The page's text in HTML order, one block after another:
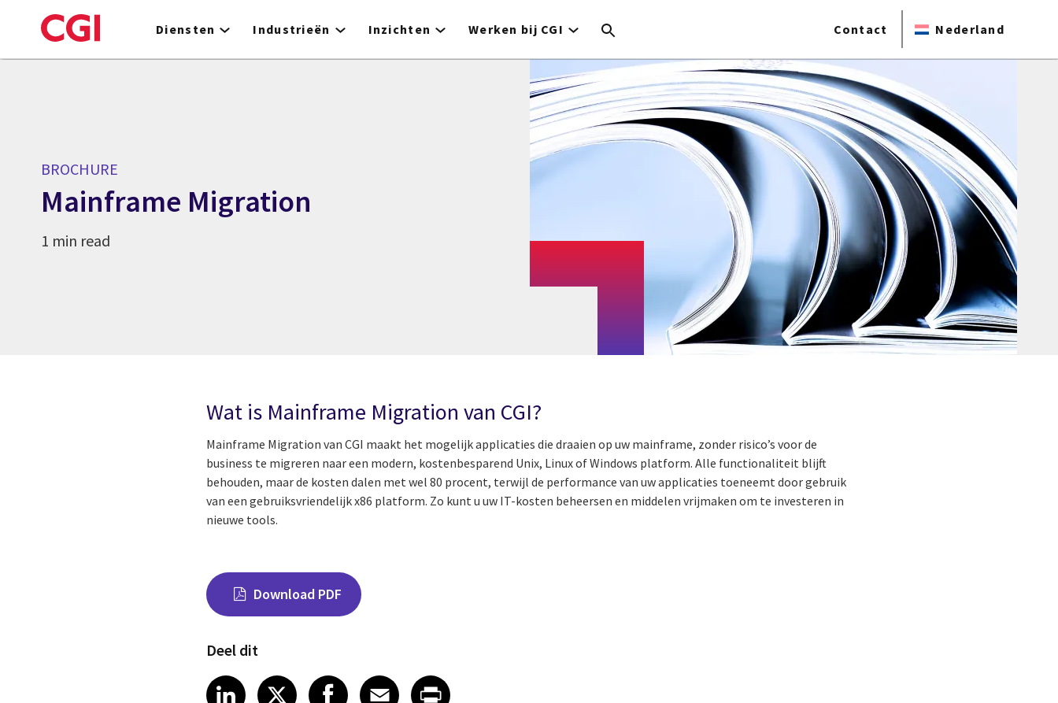
to
Diensten Industrieën Inzichten Werken bij CGI Contact Nederland
BROCHURE
Mainframe Migration
1 min read
Wat is Mainframe Migration van CGI?
Mainframe Migration van CGI maakt het mogelijk applicaties die draaien op uw mainframe, zonder risico’s voor de
business te migreren naar een modern, kostenbesparend Unix, Linux of Windows platform. Alle functionaliteit blijft
behouden, maar de kosten dalen met wel 80 procent, terwijl de performance van uw applicaties toeneemt door gebruik
van een gebruiksvriendelijk x86 platform. Zo kunt u uw IT-kosten beheersen en middelen vrijmaken om te investeren in
nieuwe tools.
Download PDF
Deel dit
Share on LinkedIn
LinkedIn
Share on X
XShare on Facebook
Facebook
Share on Email
Email
Share on Print